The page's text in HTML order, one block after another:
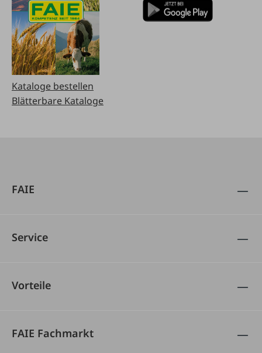
Kataloge bestellen
Blätterbare Kataloge
FAIE
Service
Vorteile
FAIE Fachmarkt